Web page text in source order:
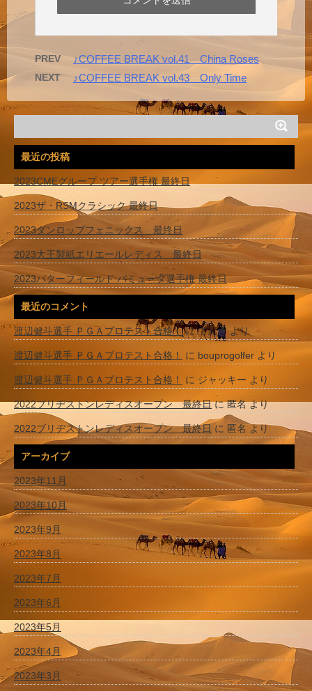
PREV ♪COFFEE BREAK vol.41 China Roses
NEXT ♪COFFEE BREAK vol.43 Only Time
最近の投稿
2023CMEグループ ツアー選手権 最終日
2023ザ・RSMクラシック 最終日
2023ダンロップフェニックス 最終日
2023大王製紙エリエールレディス 最終日
2023バターフィールド バミューダ選手権 最終日
最近のコメント
渡辺健斗選手 ＰＧＡプロテスト合格！にてんきより
渡辺健斗選手 ＰＧＡプロテスト合格！ に bouprogolfer より
渡辺健斗選手 ＰＧＡプロテスト合格！ に ジャッキー より
2022ブリヂストンレディスオープン 最終日に匿名より
2022ブリヂストンレディスオープン 最終日 に 匿名 より
アーカイブ
2023年11月
2023年10月
2023年9月
2023年8月
2023年7月
2023年6月
2023年5月
2023年4月
2023年3月